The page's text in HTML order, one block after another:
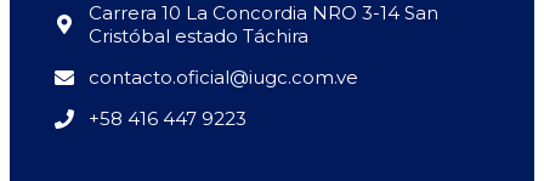
Carrera 10 La Concordia NRO 3-14 San
Cristóbal estado Táchira
contacto.oficial@iugc.com.ve
+58 416 447 9223